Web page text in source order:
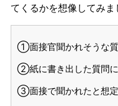
てくるかを想像してみま
①面接官聞かれそうな質
②紙に書き出した質問
③面接で聞かれたと想定